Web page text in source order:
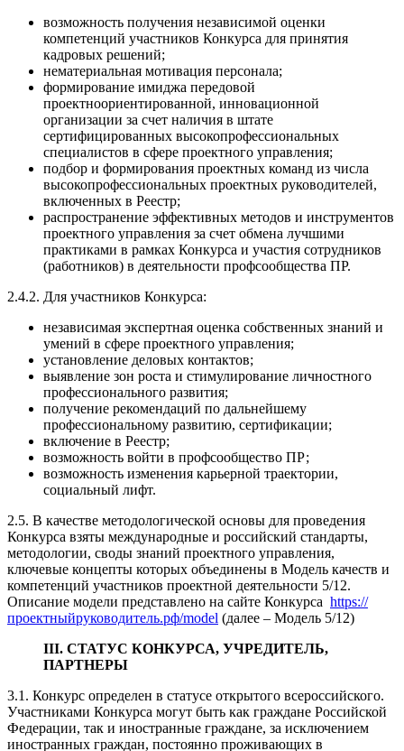
возможность получения независимой оценки
компетенций участников Конкурса для принятия
кадровых решений;
нематериальная мотивация персонала;
формирование имиджа передовой
проектноориентированной, инновационной
организации за счет наличия в штате
сертифицированных высокопрофессиональных
специалистов в сфере проектного управления;
подбор и формирования проектных команд из числа
высокопрофессиональных проектных руководителей,
включенных в Реестр;
распространение эффективных методов и инструментов
проектного управления за счет обмена лучшими
практиками в рамках Конкурса и участия сотрудников
(работников) в деятельности профсообщества ПР.
2.4.2. Для участников Конкурса:
независимая экспертная оценка собственных знаний и
умений в сфере проектного управления;
установление деловых контактов;
выявление зон роста и стимулирование личностного
профессионального развития;
получение рекомендаций по дальнейшему
профессиональному развитию, сертификации;
включение в Реестр;
возможность войти в профсообщество ПР;
возможность изменения карьерной траектории,
социальный лифт.
2.5. В качестве методологической основы для проведения
Конкурса взяты международные и российский стандарты,
методологии, своды знаний проектного управления,
ключевые концепты которых объединены в Модель качеств и
компетенций участников проектной деятельности 5/12.
Описание модели представлено на сайте Конкурса https://
проектныйруководитель.рф/model (далее – Модель 5/12)
III. СТАТУС КОНКУРСА, УЧРЕДИТЕЛЬ,
ПАРТНЕРЫ
3.1. Конкурс определен в статусе открытого всероссийского.
Участниками Конкурса могут быть как граждане Российской
Федерации, так и иностранные граждане, за исключением
иностранных граждан, постоянно проживающих в